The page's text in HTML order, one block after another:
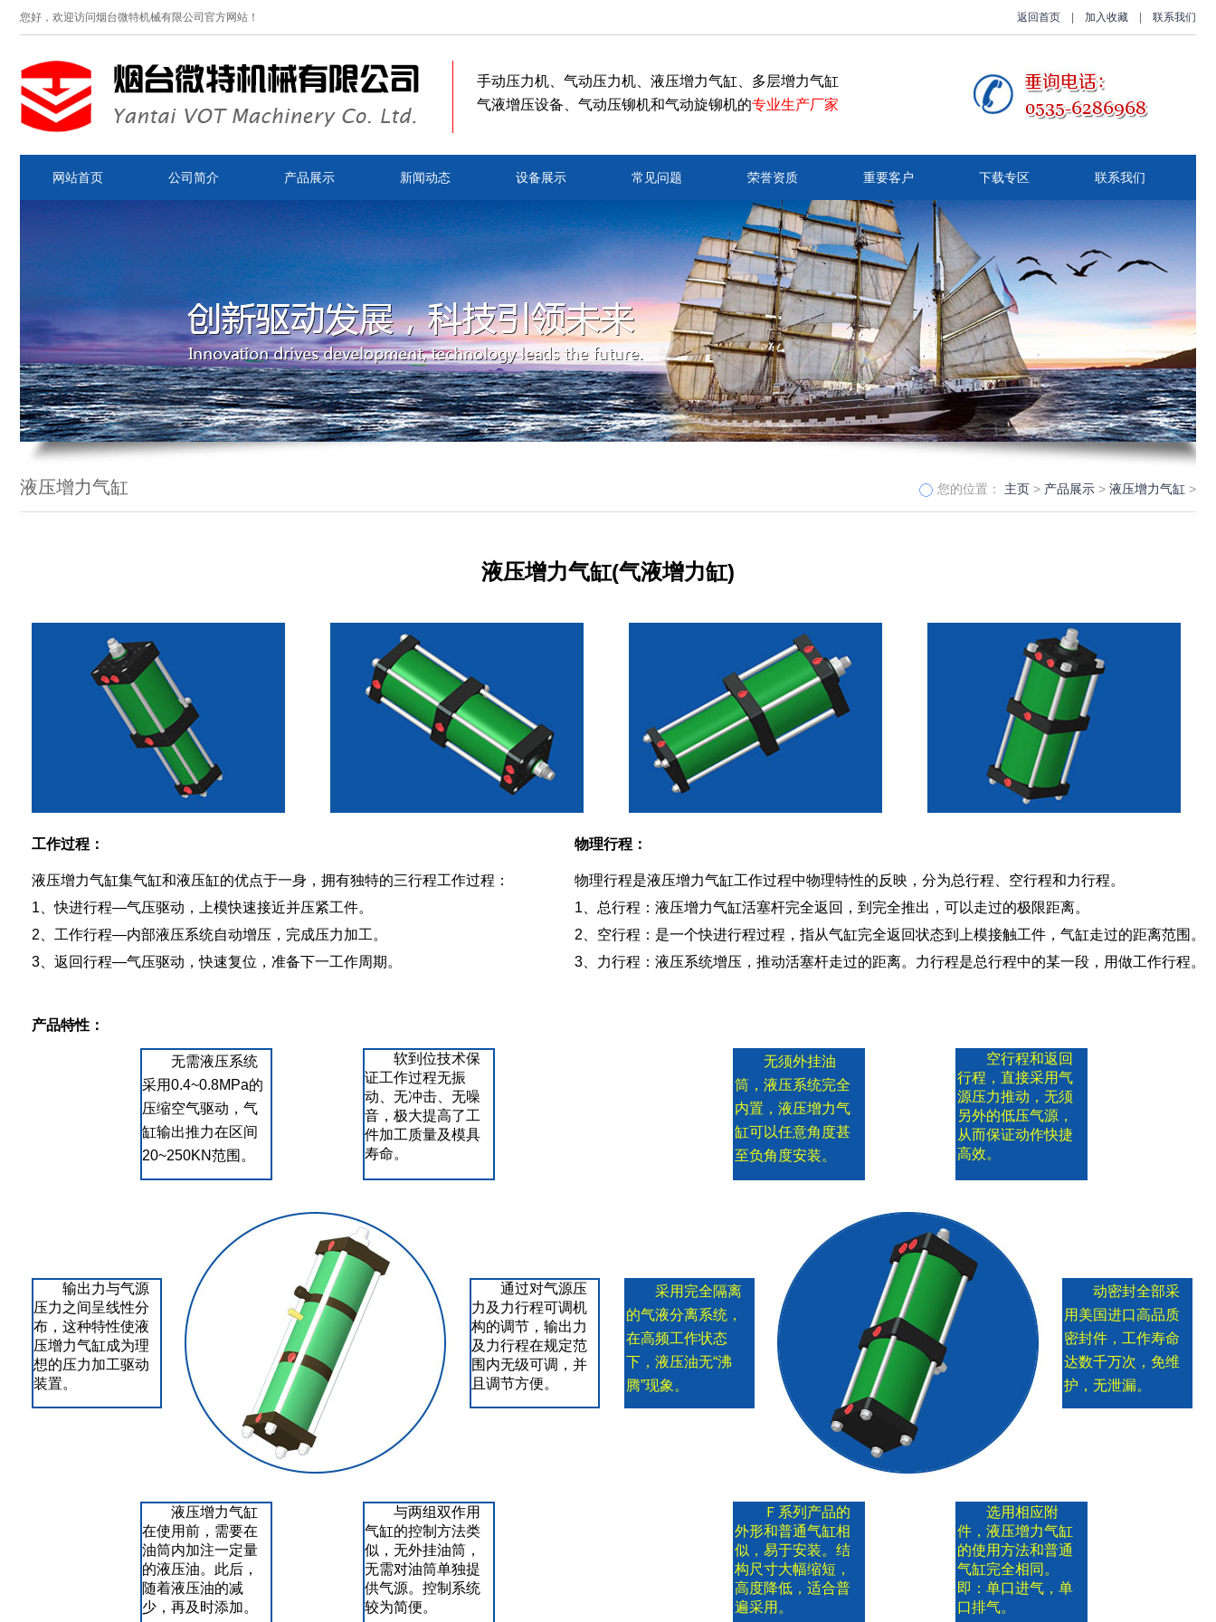
您好，欢迎访问烟台微特机械有限公司官方网站！ 返回首页 加入收藏 联系我们
手动压力机、气动压力机、液压增力气缸、多层增力气缸
气液增压设备、气动压铆机和气动旋铆机的专业生产厂家
网站首页 公司简介 产品展示 新闻动态 设备展示 常见问题 荣誉资质 重要客户 下载专区 联系我们
液压增力气缸 您的位置： 主页 > 产品展示 > 液压增力气缸 >
液压增力气缸(气液增力缸)
工作过程：
液压增力气缸集气缸和液压缸的优点于一身，拥有独特的三行程工作过程：
1、快进行程—气压驱动，上模快速接近并压紧工件。
2、工作行程—内部液压系统自动增压，完成压力加工。
3、返回行程—气压驱动，快速复位，准备下一工作周期。
物理行程：
物理行程是液压增力气缸工作过程中物理特性的反映，分为总行程、空行程和力行程。
1、总行程：液压增力气缸活塞杆完全返回，到完全推出，可以走过的极限距离。
2、空行程：是一个快进行程过程，指从气缸完全返回状态到上模接触工件，气缸走过的距离范围。
3、力行程：液压系统增压，推动活塞杆走过的距离。力行程是总行程中的某一段，用做工作行程。
产品特性：
无需液压系统
采用0.4~0.8MPa的
压缩空气驱动，气
缸输出推力在区间
20~250KN范围。
软到位技术保
证工作过程无振
动、无冲击、无噪
音，极大提高了工
件加工质量及模具
寿命。
输出力与气源
压力之间呈线性分
布，这种特性使液
压增力气缸成为理
想的压力加工驱动
装置。
通过对气源压
力及力行程可调机
构的调节，输出力
及力行程在规定范
围内无级可调，并
且调节方便。
液压增力气缸
在使用前，需要在
油筒内加注一定量
的液压油。此后，
随着液压油的减
少，再及时添加。
与两组双作用
气缸的控制方法类
似，无外挂油筒，
无需对油筒单独提
供气源。控制系统
较为简便。
无须外挂油
筒，液压系统完全
内置，液压增力气
缸可以任意角度甚
至负角度安装。
空行程和返回
行程，直接采用气
源压力推动，无须
另外的低压气源，
从而保证动作快捷
高效。
采用完全隔离
的气液分离系统，
在高频工作状态
下，液压油无“沸
腾”现象。
动密封全部采
用美国进口高品质
密封件，工作寿命
达数千万次，免维
护，无泄漏。
Ｆ系列产品的
外形和普通气缸相
似，易于安装。结
构尺寸大幅缩短，
高度降低，适合普
遍采用。
选用相应附
件，液压增力气缸
的使用方法和普通
气缸完全相同。
即：单口进气，单
口排气。